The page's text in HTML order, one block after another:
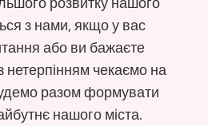
з нами, якщо у вас
або ви бажаєте
чекаємо на
разом формувати
нашого міста.